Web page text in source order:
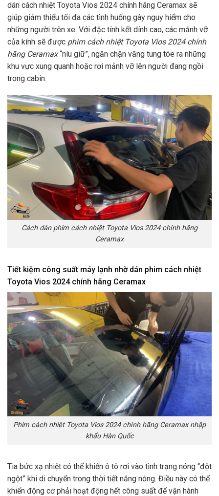
dán cách nhiệt Toyota Vios 2024 chính hãng Ceramax sẽ
giúp giảm thiểu tối đa các tình huống gây nguy hiểm cho
những người trên xe. Với đặc tính kết dính cao, các mảnh vỡ
của kính sẽ được phim cách nhiệt Toyota Vios 2024 chính
hãng Ceramax“níu giữ”, ngăn chặn văng tung tóe ra những
khu vực xung quanh hoặc rơi mảnh vỡ lên người đang ngồi
trong cabin.
Cách dán phim cách nhiệt Toyota Vios 2024 chính hãng
Ceramax
Tiết kiệm công suất máy lạnh nhờ dán phim cách nhiệt
Toyota Vios 2024 chính hãng Ceramax
Phim cách nhiệt Toyota Vios 2024 chính hãng Ceramax nhập
khẩu Hàn Quốc
Tia bức xạ nhiệt có thể khiến ô tô rơi vào tình trạng nóng “đột
ngột” khi di chuyển trong thời tiết nắng nóng. Điều này có thể
khiển động cơ phải hoạt động hết công suất để vận hành